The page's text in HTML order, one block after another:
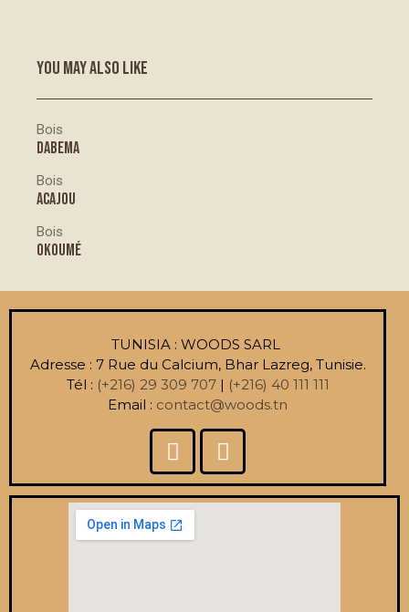
YOU MAY ALSO LIKE
Bois
DABEMA
Bois
ACAJOU
Bois
OKOUMÉ
TUNISIA : WOODS SARL
Adresse : 7 Rue du Calcium, Bhar Lazreg, Tunisie.
Tél : (+216) 29 309 707 | (+216) 40 111 111
Email : contact@woods.tn